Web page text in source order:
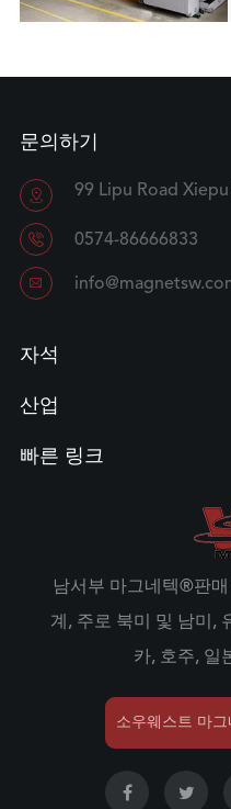
문의하기
 99 Lipu Road
 0574-86666833

자석
산업
빠른 링크
남서부 마그네텍®판매
계, 주로 북미 및 남미,
카, 호주, 일
소우웨스트 마그